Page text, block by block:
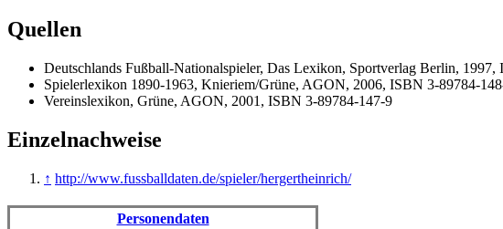
Quellen
Deutschlands Fußball-Nationalspieler, Das Lexikon, Sportverlag Berlin,
Spielerlexikon 1890-1963, Knieriem/Grüne, AGON, 2006, ISBN 3-89784-
Vereinslexikon, Grüne, AGON, 2001, ISBN 3-89784-147-9
Einzelnachweise
↑ http://www.fussballdaten.de/spieler/hergertheinrich/
Personendaten